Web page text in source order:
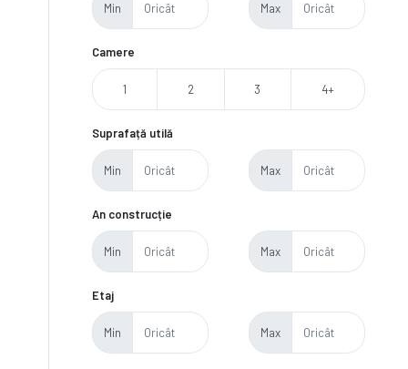
Min Max
Camere
1 2 3 4+
Suprafață utilă
Min Max
An construcție
Min Max
Etaj
Min Max